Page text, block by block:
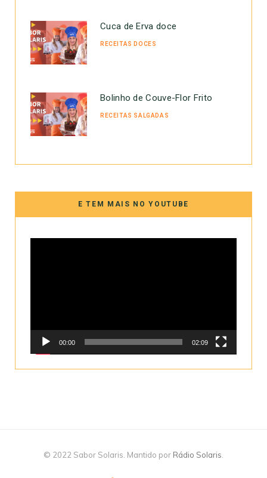
Cuca de Erva doce
RECEITAS DOCES
Bolinho de Couve-Flor Frito
RECEITAS SALGADAS
E TEM MAIS NO YOUTUBE
00:00 02:09
© 2022 Sabor Solaris. Mantido por Rádio Solaris.